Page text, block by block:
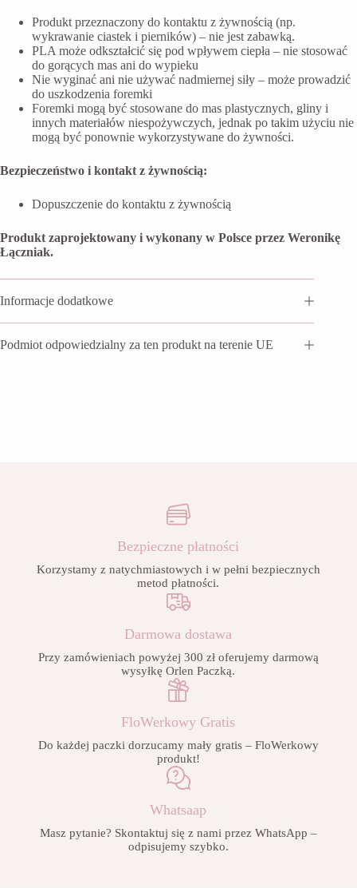
Produkt przeznaczony do kontaktu z żywnością (np.
wykrawanie ciastek i pierników) – nie jest zabawką.
PLA może odkształcić się pod wpływem ciepła – nie stosować
do gorących mas ani do wypieku
Nie wyginać ani nie używać nadmiernej siły – może prowadzić
do uszkodzenia foremki
Foremki mogą być stosowane do mas plastycznych, gliny i
innych materiałów niespożywczych, jednak po takim użyciu nie
mogą być ponownie wykorzystywane do żywności.
Bezpieczeństwo i kontakt z żywnością:
Dopuszczenie do kontaktu z żywnością
Produkt zaprojektowany i wykonany w Polsce przez Weronikę
Łączniak.
Informacje dodatkowe
Podmiot odpowiedzialny za ten produkt na terenie UE
Bezpieczne płatności
Korzystamy z natychmiastowych i w pełni bezpiecznych
metod płatności.
Darmowa dostawa
Przy zamówieniach powyżej 300 zł oferujemy darmową
wysyłkę Orlen Paczką.
FloWerkowy Gratis
Do każdej paczki dorzucamy mały gratis – FloWerkowy
produkt!
Whatsaap
Masz pytanie? Skontaktuj się z nami przez WhatsApp –
odpisujemy szybko.